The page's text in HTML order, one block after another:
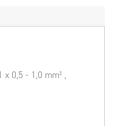
0,5 - 1,0 mm² ,